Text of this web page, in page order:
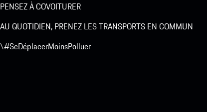
PENSEZ À COVOITURER
AU QUOTIDIEN, PRENEZ LES TRANSPORTS EN COMMUN
\#SeDéplacerMoinsPolluer